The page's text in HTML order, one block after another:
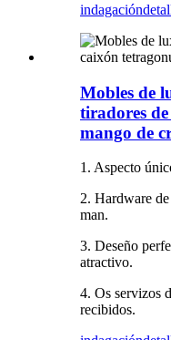
indagación
Mobles de
tiradores
mango de
1. Aspecto
2. Hardware
man.
3. Deseño
atractivo.
4. Os servizos
recibidos.